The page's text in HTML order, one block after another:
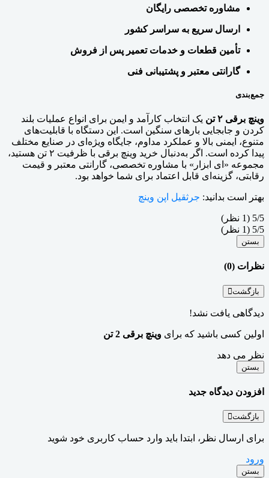
مشاوره تخصصی رایگان
ارسال سریع به سراسر کشور
تأمین قطعات و خدمات تعمیر پس از فروش
گارانتی معتبر و پشتیبانی فنی
جمع‌بندی
وینچ برقی ۲ تن
یک انتخاب کارآمد و ایمن برای انواع عملیات بلند
کردن و جابجایی بارهای سنگین است. این دستگاه با قابلیت‌های
متنوع، ایمنی بالا و عملکرد مداوم، جایگاه ویژه‌ای در صنایع مختلف
پیدا کرده است. اگر به‌دنبال خرید وینچ برقی با ظرفیت ۲ تن هستید،
مجموعه «ای ابزار» با مشاوره تخصصی، گارانتی معتبر و قیمت
رقابتی، گزینه‌ای قابل اعتماد برای شما خواهد بود.
بهتر است بدانید: جرثقیل اپن وینچ
‫5/5 ‫(1 نظر)
‫5/5 ‫(1 نظر)
بستن
نظرات (0)
بازگشت
دیدگاهی یافت نشد!
اولین کسی باشید که برای وینچ برقی 2 تن
نظر می دهد
بستن
افزودن دیدگاه جدید
بازگشت
برای ارسال نظر، ابتدا باید وارد حساب کاربری خود شوید
ورود
بستن